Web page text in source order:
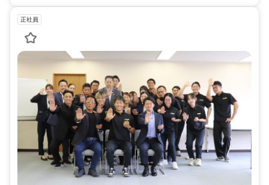
正社員